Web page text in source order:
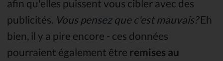
afin qu'elles puissent vous cibler avec des
publicités. Vous pensez que c'est mauvais?Eh
bien, il y a pire encore - ces données
pourraient également être remises au